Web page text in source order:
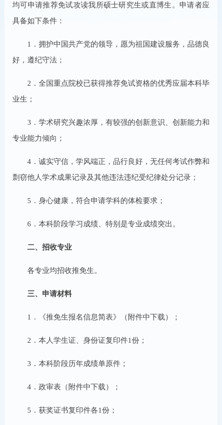
均可申请推荐免试攻读我所硕士研究生或直博生。申请者应
具备如下条件：
1．拥护中国共产党的领导，愿为祖国建设服务，品德良
好，遵纪守法；
2．全国重点院校已获得推荐免试资格的优秀应届本科毕
业生；
3．学术研究兴趣浓厚，有较强的创新意识、创新能力和
专业能力倾向；
4．诚实守信，学风端正，品行良好，无任何考试作弊和
剽窃他人学术成果记录及其他违法违纪受纪律处分记录；
5．身心健康，符合申请学科的体检要求；
6．本科阶段学习成绩、特别是专业成绩突出。
二、招收专业
各专业均招收推免生。
三、申请材料
1．《推免生报名信息简表》（附件中下载）；
2．本人学生证、身份证复印件1份；
3．本科阶段历年成绩单原件；
4．政审表（附件中下载）；
5．获奖证书复印件各1份；